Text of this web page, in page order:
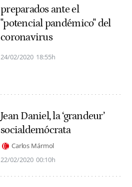
preparados ante el
"potencial pandémico" del
coronavirus
24/02/2020 18:55h
Jean Daniel, la ‘grandeur’
socialdemócrata
Carlos Mármol
22/02/2020 00:10h